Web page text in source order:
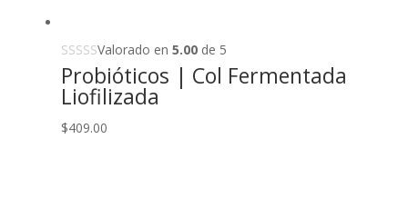
Valorado en 5.00de 5
Probióticos | Col Fermentada
Liofilizada
$409.00